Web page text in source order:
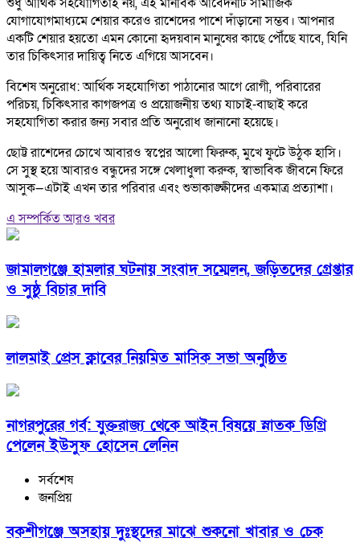
যোগাযোগমাধ্যমে শেয়ার করেও রাশেদের পাশে দাঁড়ানো সম্ভব। আপনার
একটি শেয়ার হয়তো এমন কোনো হৃদয়বান মানুষের কাছে পৌঁছে যাবে, যিনি
তার চিকিৎসার দায়িত্ব নিতে এগিয়ে আসবেন।
বিশেষ অনুরোধ: আর্থিক সহযোগিতা পাঠানোর আগে রোগী, পরিবারের
পরিচয়, চিকিৎসার কাগজপত্র ও প্রয়োজনীয় তথ্য যাচাই-বাছাই করে
সহযোগিতা করার জন্য সবার প্রতি অনুরোধ জানানো হয়েছে।
ছোট্ট রাশেদের চোখে আবারও স্বপ্নের আলো ফিরুক, মুখে ফুটে উঠুক হাসি।
সে সুস্থ হয়ে আবারও বন্ধুদের সঙ্গে খেলাধুলা করুক, স্বাভাবিক জীবনে ফিরে
আসুক—এটাই এখন তার পরিবার এবং শুভাকাঙ্ক্ষীদের একমাত্র প্রত্যাশা।
এ সম্পর্কিত আরও খবর
জামালগঞ্জে হামলার ঘটনায় সংবাদ সম্মেলন, জড়িতদের গ্রেপ্তার
ও সুষ্ঠু বিচার দাবি
লালমাই প্রেস ক্লাবের নিয়মিত মাসিক সভা অনুষ্ঠিত
নাগরপুরের গর্ব: যুক্তরাজ্য থেকে আইন বিষয়ে স্নাতক ডিগ্রি
পেলেন ইউসুফ হোসেন লেনিন
সর্বশেষ
জনপ্রিয়
বকশীগঞ্জে অসহায় দুঃস্থদের মাঝে শুকনো খাবার ও চেক